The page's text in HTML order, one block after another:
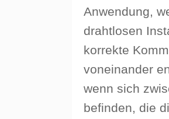
Anwendung,
drahtlosen
korrekte
voneinander
wenn sich
befinden, die